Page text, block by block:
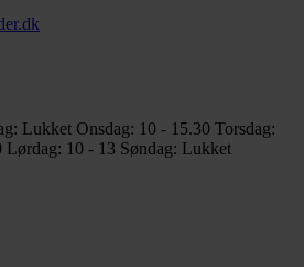
Lukket Onsdag: 10 - 15.30 Torsdag:
Lørdag: 10 - 13 Søndag: Lukket